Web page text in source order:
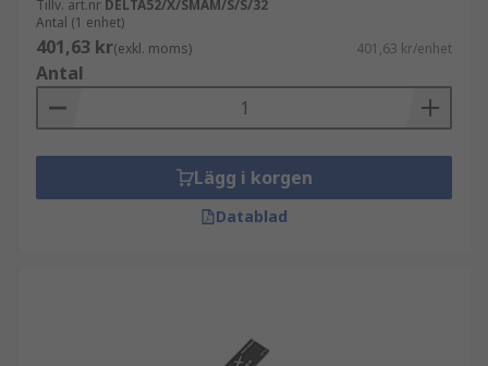
Tillv. art.nr DELTA52/X/SMAM/S/S/32
Antal (1 enhet)
401,63 kr(exkl. moms) 401,63 kr/enhet
Antal
Lägg i korgen
Datablad